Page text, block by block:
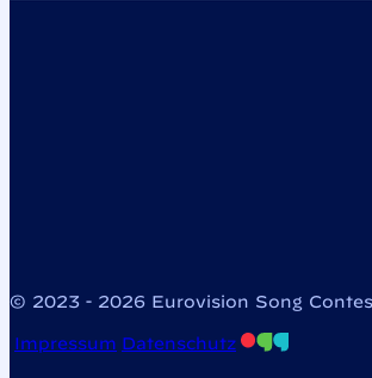
© 2023 - 2026 Eurovision Song
Impressum Datenschutz